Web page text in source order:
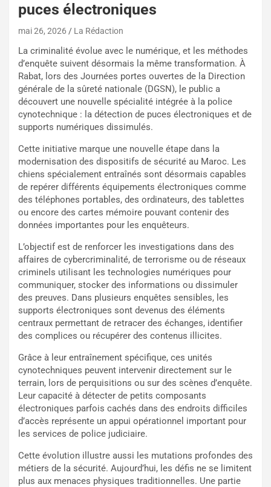
puces électroniques
mai 26, 2026 La Rédaction
La criminalité évolue avec le numérique, et les méthodes
d’enquête suivent désormais la même transformation. À
Rabat, lors des Journées portes ouvertes de la Direction
générale de la sûreté nationale (DGSN), le public a
découvert une nouvelle spécialité intégrée à la police
cynotechnique : la détection de puces électroniques et de
supports numériques dissimulés.
Cette initiative marque une nouvelle étape dans la
modernisation des dispositifs de sécurité au Maroc. Les
chiens spécialement entraînés sont désormais capables
de repérer différents équipements électroniques comme
des téléphones portables, des ordinateurs, des tablettes
ou encore des cartes mémoire pouvant contenir des
données importantes pour les enquêteurs.
L’objectif est de renforcer les investigations dans des
affaires de cybercriminalité, de terrorisme ou de réseaux
criminels utilisant les technologies numériques pour
communiquer, stocker des informations ou dissimuler
des preuves. Dans plusieurs enquêtes sensibles, les
supports électroniques sont devenus des éléments
centraux permettant de retracer des échanges, identifier
des complices ou récupérer des contenus illicites.
Grâce à leur entraînement spécifique, ces unités
cynotechniques peuvent intervenir directement sur le
terrain, lors de perquisitions ou sur des scènes d’enquête.
Leur capacité à détecter de petits composants
électroniques parfois cachés dans des endroits difficiles
d’accès représente un appui opérationnel important pour
les services de police judiciaire.
Cette évolution illustre aussi les mutations profondes des
métiers de la sécurité. Aujourd’hui, les défis ne se limitent
plus aux menaces physiques traditionnelles. Une partie